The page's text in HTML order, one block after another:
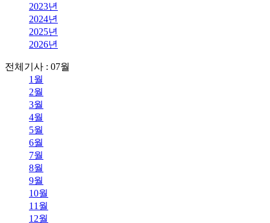
2023년
2024년
2025년
2026년
전체기사 : 07월
1월
2월
3월
4월
5월
6월
7월
8월
9월
10월
11월
12월